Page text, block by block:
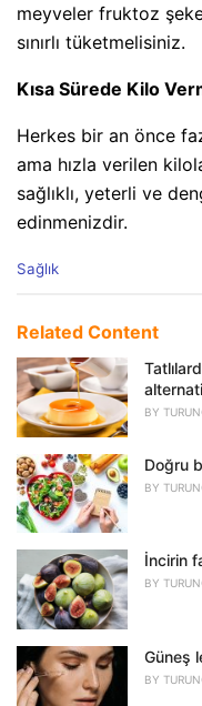
meyveler fruktoz
sınırlı tüketmelisiniz.
Kısa Sürede Kilo
Herkes bir an önce
ama hızla verilen
sağlıklı, yeterli ve
edinmenizdir.
C
e
o
r
i
e
:
Sağlık
Related Content
BY
Doğru
BY
İncirin
BY
Güneş
BY